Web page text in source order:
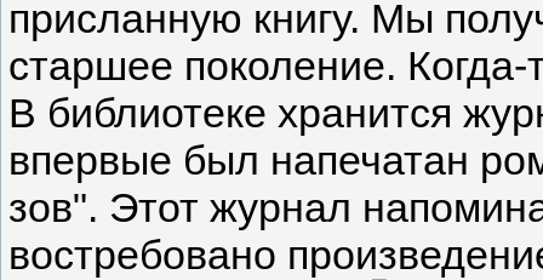
присланную книгу. Мы
старшее поколение. Когда-
В библиотеке хранится
впервые был напечатан
зов". Этот журнал
востребовано